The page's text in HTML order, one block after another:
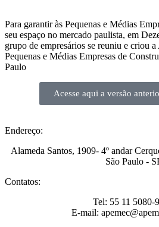
Para garantir às Pequenas e Médias
seu espaço no mercado paulista, em
grupo de empresários se reuniu e criou
Pequenas e Médias Empresas de
Paulo
Acesse aqui a versão
Endereço:
Alameda Santos, 1909- 4º andar
São Paulo -
Contatos:
Tel: 55 11 5080-
E-mail: